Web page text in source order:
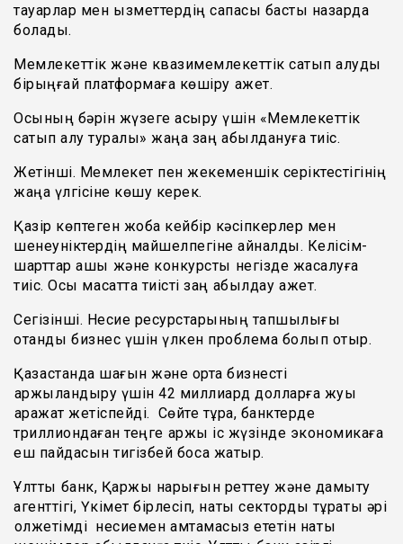
тауарлар мен қызметтердің сапасы басты назарда
болады.
Мемлекеттік және квазимемлекеттік сатып алуды
бірыңғай платформаға көшіру қажет.
Осының бәрін жүзеге асыру үшін «Мемлекеттік
сатып алу туралы» жаңа заң қабылдануға тиіс.
Жетінші. Мемлекет пен жекеменшік серіктестігінің
жаңа үлгісіне көшу керек.
Қазір көптеген жоба кейбір кәсіпкерлер мен
шенеуніктердің майшелпегіне айналды. Келісім-
шарттар ашық және конкурстық негізде жасалуға
тиіс. Осы мақсатта тиісті заң қабылдау қажет.
Сегізінші. Несие ресурстарының тапшылығы
отандық бизнес үшін үлкен проблема болып отыр.
Қазақстанда шағын және орта бизнесті
қаржыландыру үшін 42 миллиард долларға жуық
қаражат жетіспейді. Сөйте тұра, банктерде
триллиондаған теңге қаржы іс жүзінде экономикаға
еш пайдасын тигізбей босқа жатыр.
Ұлттық банк, Қаржы нарығын реттеу және дамыту
агенттігі, Үкімет бірлесіп, нақты секторды тұрақты әрі
қолжетімді несиемен қамтамасыз ететін нақты